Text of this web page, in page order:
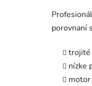
porovnaní
trojité
nízke
motor